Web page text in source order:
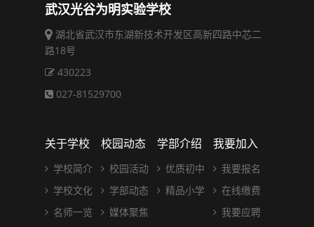
武汉光谷为明实验学校
湖北省武汉市东湖新技术开发区高新四路中芯二
路18号
430223
027-81529700
关于学校
学校简介
学校文化
名师一览
校园动态
校园活动
学部动态
媒体聚焦
学部介绍
优质初中
精品小学
我要加入
我要报名
在线缴费
我要应聘